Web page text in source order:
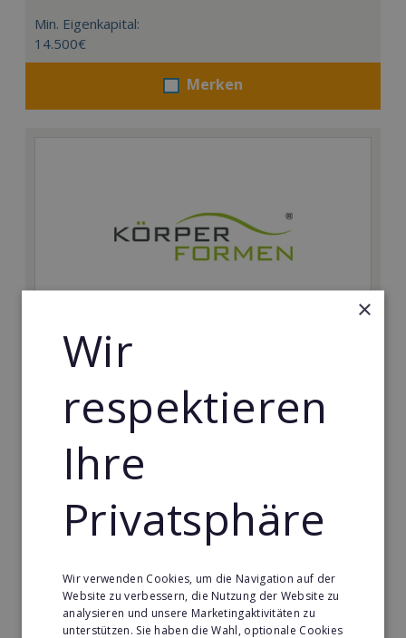
Min. Eigenkapital:
14.500€
Merken
Körperformen EMS
Körperformen - Erfolg mit medizinisch erprobtem
EMS-Equipment. Hier mehr erfahren
Min. Eigenkapital:
Merken
×
Wir
respektieren
Ihre
Privatsphäre
Wir verwenden Cookies, um die Navigation auf der
Website zu verbessern, die Nutzung der Website zu
analysieren und unsere Marketingaktivitäten zu
unterstützen. Sie haben die Wahl, optionale Cookies